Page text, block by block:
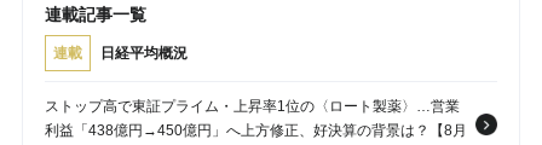
連載記事一覧
連載 日経平均概況
ストップ高で東証プライム・上昇率1位の〈ロート製薬〉…営業
利益「438億円→450億円」へ上方修正、好決算の背景は？【8月